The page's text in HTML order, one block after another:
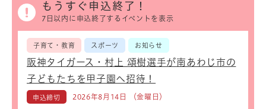
もうすぐ申込終了！
7日以内に申込終了するイベントを表示
子育て・教育 スポーツ お知らせ
阪神タイガース・村上 頌樹選手が南あわじ市の
子どもたちを甲子園へ招待！
申込締切 2026年8月14日 （金曜日）